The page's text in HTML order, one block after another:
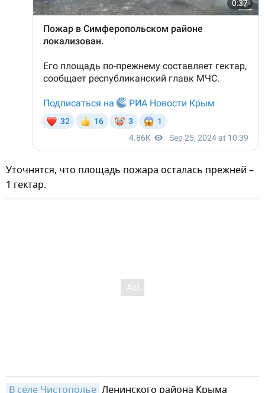
Уточнятся, что площадь пожара осталась прежней –
1 гектар.